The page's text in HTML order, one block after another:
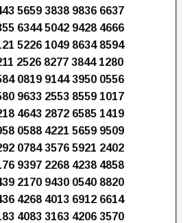
5659 3838 9836 6637
6344 5042 9428 4666
5226 1049 8634 8594
2526 8277 3844 1280
0819 9144 3950 0556
9633 2553 8559 1017
4643 2872 6585 1419
0588 4221 5659 9509
0784 3576 5921 2402
9397 2268 4238 4858
2170 9430 0540 8820
4268 4013 6912 6614
4083 3163 4206 3570